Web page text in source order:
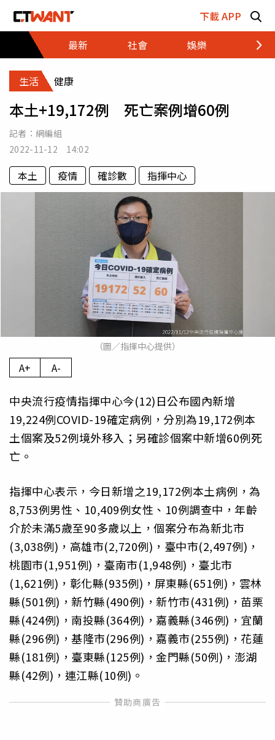
下載 APP
最新
社會 娛樂 財經
生活 健康
本土+19,172例 死亡案例增60例
記者： 網編組
2022-11-12 14:02
本土 疫情 確診數 指揮中心
（圖／指揮中心提供）
A+ A-
中央流行疫情指揮中心今(12)日公布國內新增
19,224例COVID-19確定病例，分別為19,172例本
土個案及52例境外移入；另確診個案中新增60例死
亡。
指揮中心表示，今日新增之19,172例本土病例，為
8,753例男性、10,409例女性、10例調查中，年齡
介於未滿5歲至90多歲以上，個案分布為新北市
(3,038例)，高雄市(2,720例)，臺中市(2,497例)，
桃園市(1,951例)，臺南市(1,948例)，臺北市
(1,621例)，彰化縣(935例)，屏東縣(651例)，雲林
縣(501例)，新竹縣(490例)，新竹市(431例)，苗栗
縣(424例)，南投縣(364例)，嘉義縣(346例)，宜蘭
縣(296例)，基隆市(296例)，嘉義市(255例)，花蓮
縣(181例)，臺東縣(125例)，金門縣(50例)，澎湖
縣(42例)，連江縣(10例)。